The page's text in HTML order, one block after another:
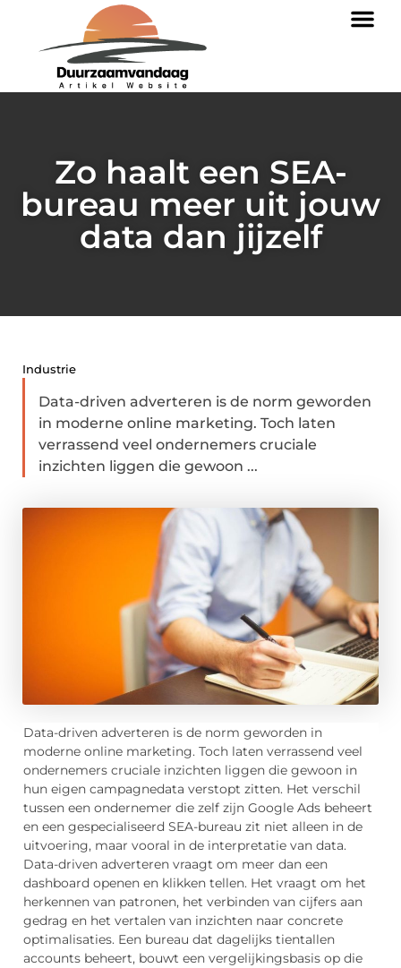
Zo haalt een SEA-
bureau meer uit jouw
data dan jijzelf
Industrie
Data-driven adverteren is de norm geworden
in moderne online marketing. Toch laten
verrassend veel ondernemers cruciale
inzichten liggen die gewoon ...
Data-driven adverteren is de norm geworden in
moderne online marketing. Toch laten verrassend veel
ondernemers cruciale inzichten liggen die gewoon in
hun eigen campagnedata verstopt zitten. Het verschil
tussen een ondernemer die zelf zijn Google Ads beheert
en een gespecialiseerd SEA-bureau zit niet alleen in de
uitvoering, maar vooral in de interpretatie van data.
Data-driven adverteren vraagt om meer dan een
dashboard openen en klikken tellen. Het vraagt om het
herkennen van patronen, het verbinden van cijfers aan
gedrag en het vertalen van inzichten naar concrete
optimalisaties. Een bureau dat dagelijks tientallen
accounts beheert, bouwt een vergelijkingsbasis op die